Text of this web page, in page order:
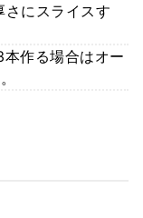
にスライスす
作る場合はオー